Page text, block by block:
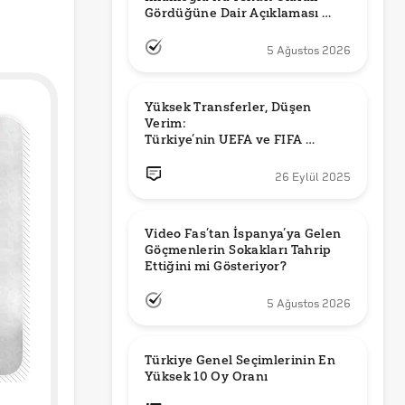
Gördüğüne Dair Açıklaması
5 Ağustos 2026
Yüksek Transferler, Düşen
Verim:
Türkiye’nin UEFA ve FIFA
26 Eylül 2025
Video Fas’tan İspanya’ya Gelen
Göçmenlerin Sokakları Tahrip
Ettiğini mi Gösteriyor?
5 Ağustos 2026
Türkiye Genel Seçimlerinin En
Yüksek 10 Oy Oranı